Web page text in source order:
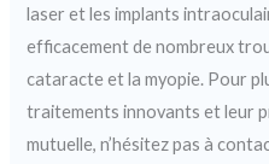
laser et les implants
efficacement de nombreux
cataracte et la myopie. Pour
traitements innovants et leur
mutuelle, n’hésitez pas à